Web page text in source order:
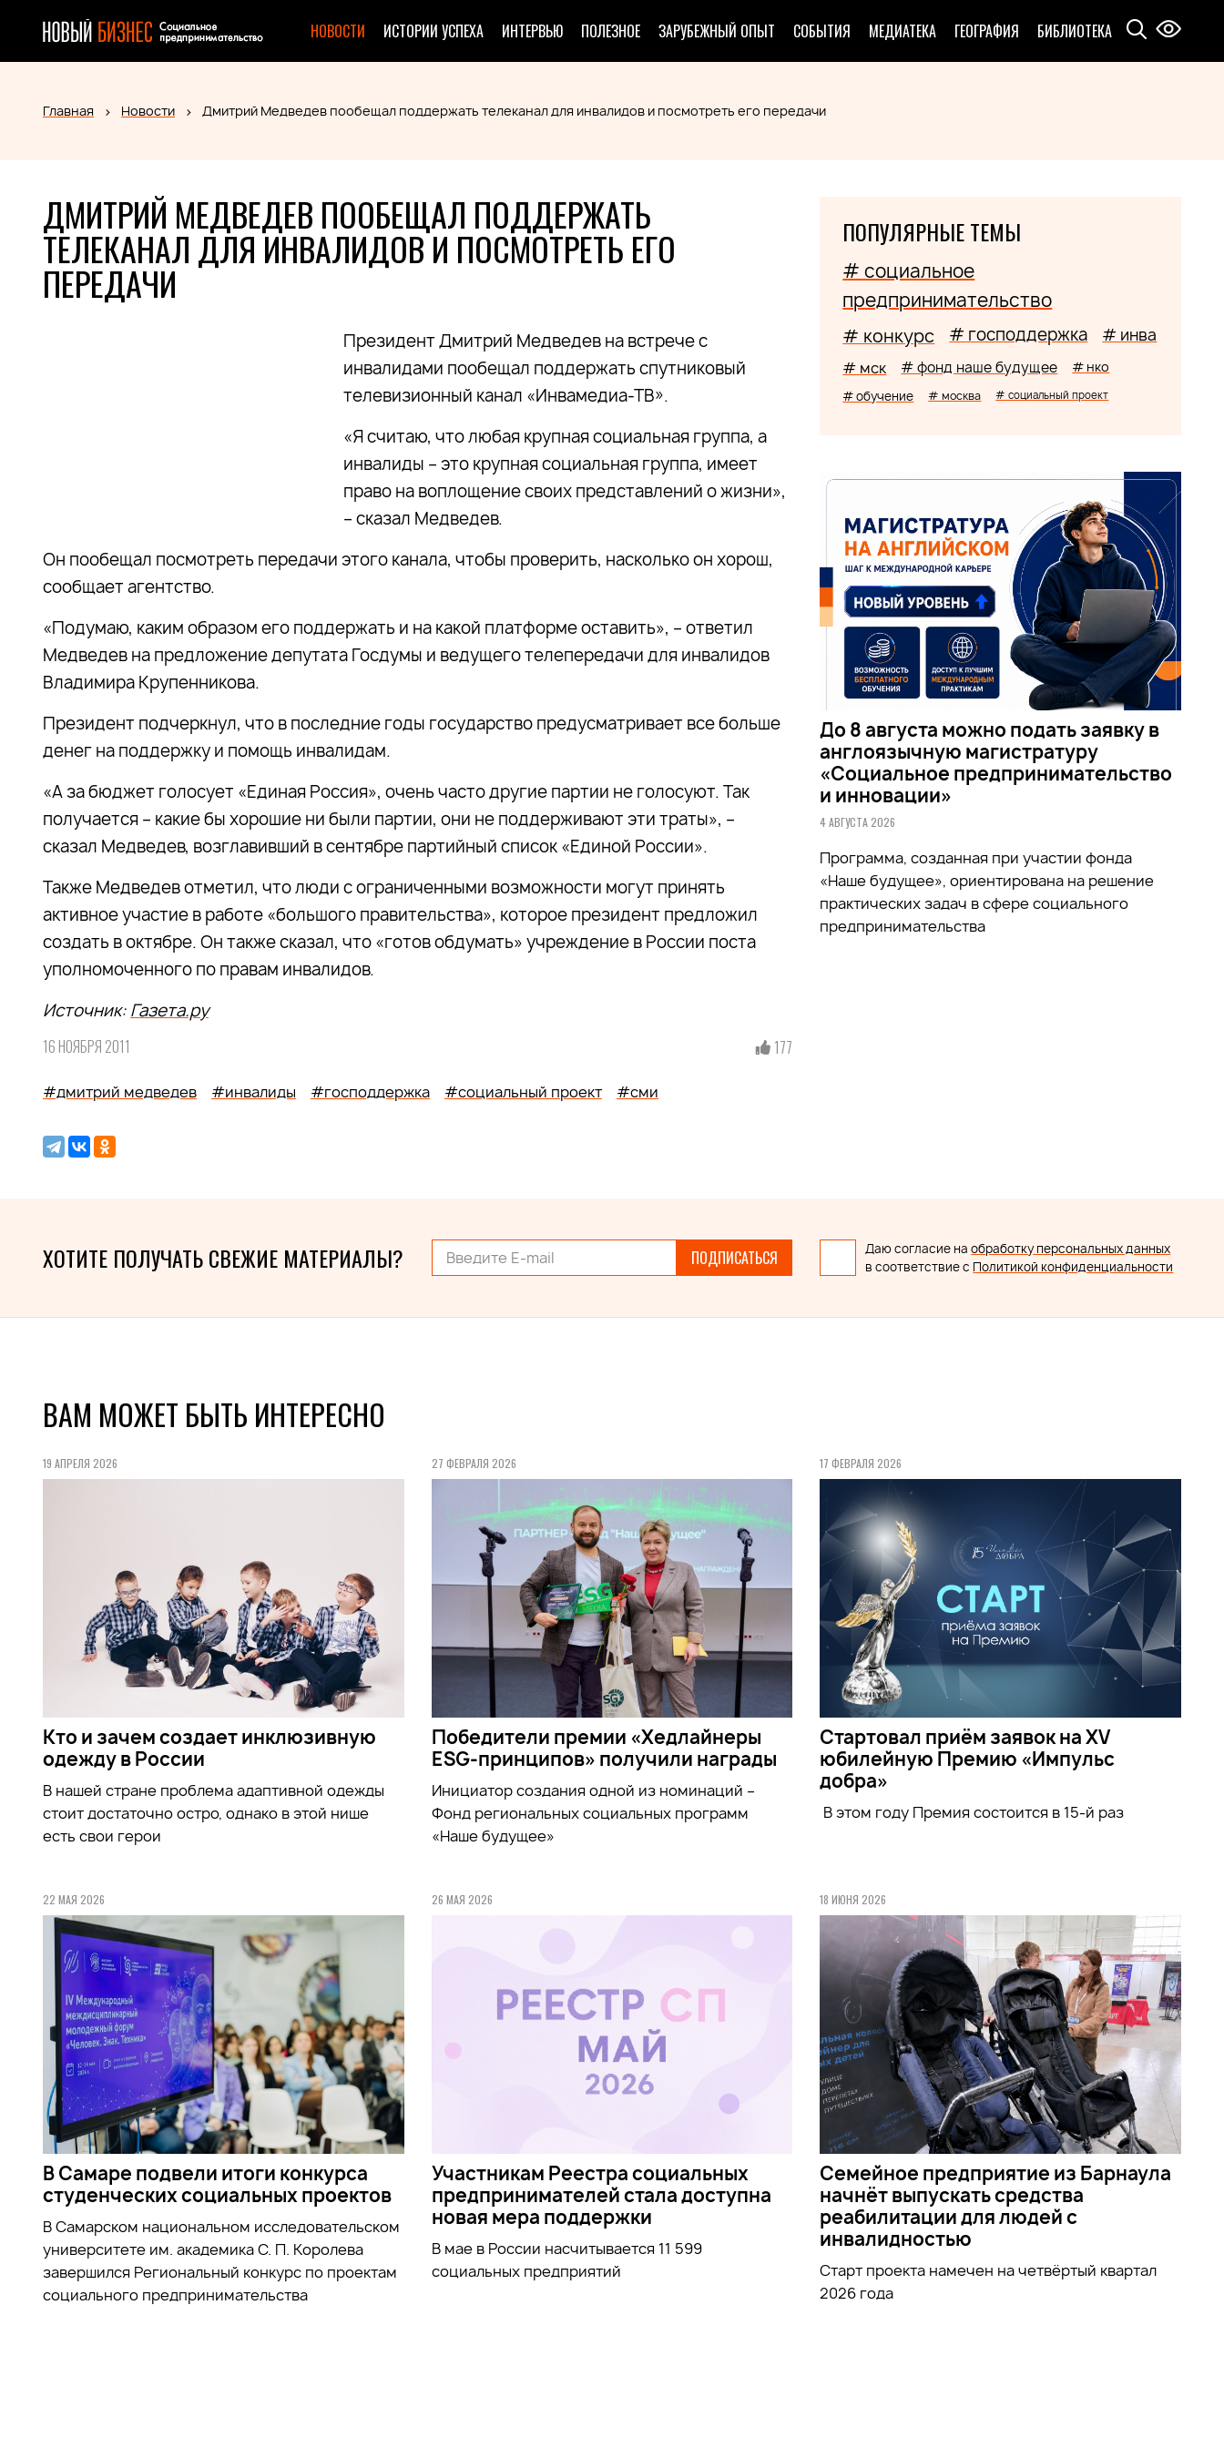
НОВОСТИ ИСТОРИИ УСПЕХА ИНТЕРВЬЮ ПОЛЕЗНОЕ ЗАРУБЕЖНЫЙ ОПЫТ СОБЫТИЯ МЕДИАТЕКА ГЕОГРАФИЯ БИБЛИОТЕКА
Главная Новости Дмитрий Медведев пообещал поддержать телеканал для инвалидов и посмотреть его передачи
ДМИТРИЙ МЕДВЕДЕВ ПООБЕЩАЛ ПОДДЕРЖАТЬ
ТЕЛЕКАНАЛ ДЛЯ ИНВАЛИДОВ И ПОСМОТРЕТЬ ЕГО
ПЕРЕДАЧИ
Президент Дмитрий Медведев на встрече с
инвалидами пообещал поддержать спутниковый
телевизионный канал «Инвамедиа-ТВ».
«Я считаю, что любая крупная социальная группа, а
инвалиды – это крупная социальная группа, имеет
право на воплощение своих представлений о жизни»,
– сказал Медведев.
Он пообещал посмотреть передачи этого канала, чтобы проверить, насколько он хорош,
сообщает агентство.
«Подумаю, каким образом его поддержать и на какой платформе оставить», – ответил
Медведев на предложение депутата Госдумы и ведущего телепередачи для инвалидов
Владимира Крупенникова.
Президент подчеркнул, что в последние годы государство предусматривает все больше
денег на поддержку и помощь инвалидам.
«А за бюджет голосует «Единая Россия», очень часто другие партии не голосуют. Так
получается – какие бы хорошие ни были партии, они не поддерживают эти траты», –
сказал Медведев, возглавивший в сентябре партийный список «Единой России».
Также Медведев отметил, что люди с ограниченными возможности могут принять
активное участие в работе «большого правительства», которое президент предложил
создать в октябре. Он также сказал, что «готов обдумать» учреждение в России поста
уполномоченного по правам инвалидов.
Источник: Газета.ру
16 НОЯБРЯ 2011 177
#дмитрий медведев #инвалиды #господдержка #социальный проект #сми
ПОПУЛЯРНЫЕ ТЕМЫ
# социальное
предпринимательство
# конкурс # господдержка # инва
# мск # фонд наше будущее # нко
# обучение # москва # социальный проект
До 8 августа можно подать заявку в
англоязычную магистратуру
«Социальное предпринимательство
и инновации»
4 АВГУСТА 2026
Программа, созданная при участии фонда
«Наше будущее», ориентирована на решение
практических задач в сфере социального
предпринимательства
ХОТИТЕ ПОЛУЧАТЬ СВЕЖИЕ МАТЕРИАЛЫ? ПОДПИСАТЬСЯ Даю согласие наобработку персональных данных
в соответствие с Политикой конфиденциальности
ВАМ МОЖЕТ БЫТЬ ИНТЕРЕСНО
19 АПРЕЛЯ 2026
Кто и зачем создает инклюзивную
одежду в России
В нашей стране проблема адаптивной одежды
стоит достаточно остро, однако в этой нише
есть свои герои
27 ФЕВРАЛЯ 2026
Победители премии «Хедлайнеры
ESG-принципов» получили награды
Инициатор создания одной из номинаций –
Фонд региональных социальных программ
«Наше будущее»
17 ФЕВРАЛЯ 2026
Стартовал приём заявок на XV
юбилейную Премию «Импульс
добра»
В этом году Премия состоится в 15-й раз
22 МАЯ 2026
В Самаре подвели итоги конкурса
студенческих социальных проектов
В Самарском национальном исследовательском
университете им. академика С. П. Королева
завершился Региональный конкурс по проектам
социального предпринимательства
26 МАЯ 2026
Участникам Реестра социальных
предпринимателей стала доступна
новая мера поддержки
В мае в России насчитывается 11 599
социальных предприятий
18 ИЮНЯ 2026
Семейное предприятие из Барнаула
начнёт выпускать средства
реабилитации для людей с
инвалидностью
Старт проекта намечен на четвёртый квартал
2026 года